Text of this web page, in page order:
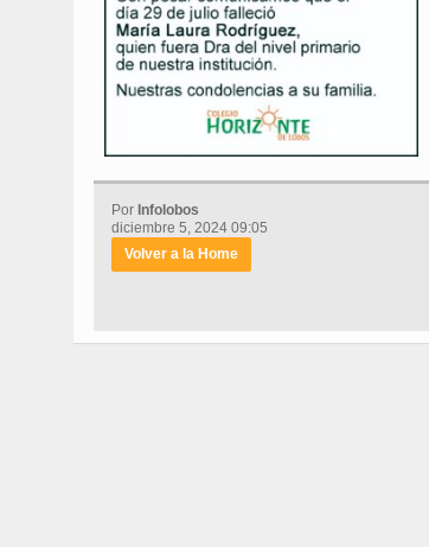
Por Infolobos
diciembre 5, 2024 09:05
Volver a la Home